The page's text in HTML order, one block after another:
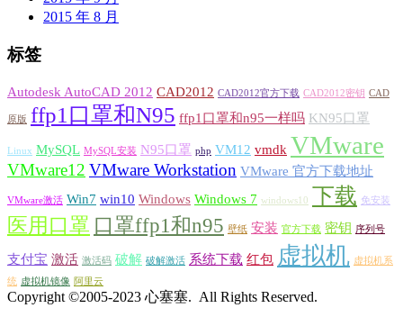
2015 年 8 月
标签
Autodesk AutoCAD 2012 CAD2012 CAD2012官方下载 CAD2012密钥 CAD
原版 ffp1口罩和N95 ffp1口罩和n95一样吗 KN95口罩
Linux MySQL MySQL安装 N95口罩 php VM12 vmdk VMware
VMware12 VMware Workstation VMware 官方下载地址
VMware激活 Win7 win10 Windows Windows 7 windows10 下载 免安装
医用口罩 口罩ffp1和n95 壁纸 安装 官方下载 密钥 序列号
支付宝 激活 激活码 破解 破解激活 系统下载 红包 虚拟机 虚拟机系
统 虚拟机镜像 阿里云
Copyright ©2005-2023 心塞塞. All Rights Reserved.